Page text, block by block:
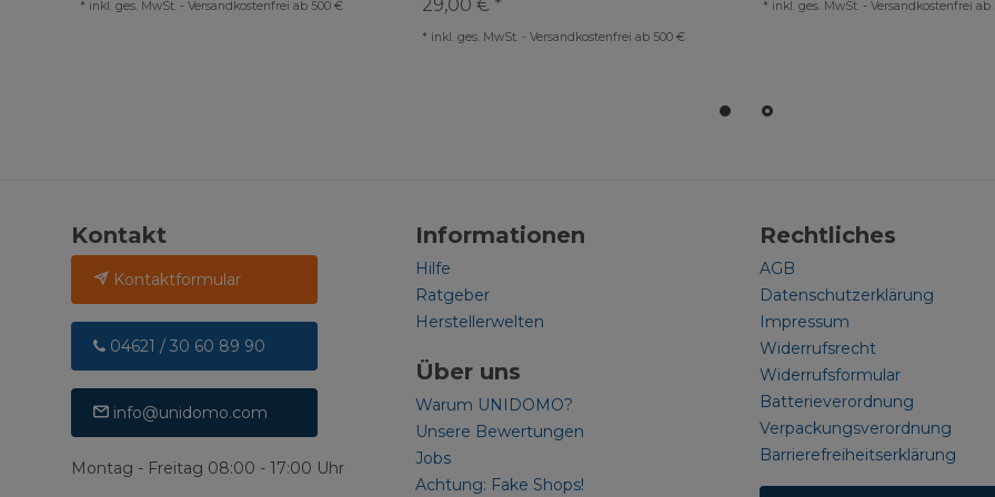
* inkl. ges. MwSt. - Versandkostenfrei ab 500 €
29,00 € *
* inkl. ges. MwSt.- Versandkostenfrei ab 500 €
* inkl. ges. MwSt. - Versandkostenfrei ab
Kontakt
Kontaktformular
04621 / 30 60 89 90
info@unidomo.com
Montag - Freitag 08:00 - 17:00 Uhr
Informationen
Hilfe
Ratgeber
Herstellerwelten
Über uns
Warum UNIDOMO?
Unsere Bewertungen
Jobs
Achtung: Fake Shops!
Rechtliches
AGB
Datenschutzerklärung
Impressum
Widerrufsrecht
Widerrufsformular
Batterieverordnung
Verpackungsverordnung
Barrierefreiheitserklärung